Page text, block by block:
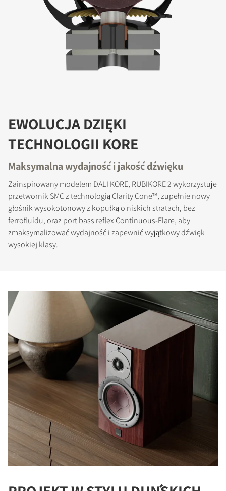
EWOLUCJA DZIĘKI
TECHNOLOGII KORE
Maksymalna wydajność i jakość dźwięku
Zainspirowany modelem DALI KORE, RUBIKORE 2 wykorzystuje
przetwornik SMC z technologią Clarity Cone™, zupełnie nowy
głośnik wysokotonowy z kopułką o niskich stratach, bez
ferrofluidu, oraz port bass reflex Continuous-Flare, aby
zmaksymalizować wydajność i zapewnić wyjątkowy dźwięk
wysokiej klasy.